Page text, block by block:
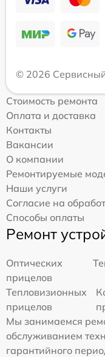
© 2026
Стоимость ремонта
Оплата и доставка
Контакты
Вакансии
О компании
Ремонтируемые
Наши услуги
Согласие на
Способы оплаты
Ремонт
Оптических
прицелов
Тепловизионных
прицелов
Мы занимаемся
обслуживанием
гарантийного